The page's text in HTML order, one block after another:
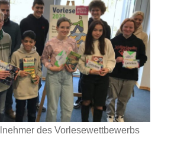
des Vorlesewettbewerbs